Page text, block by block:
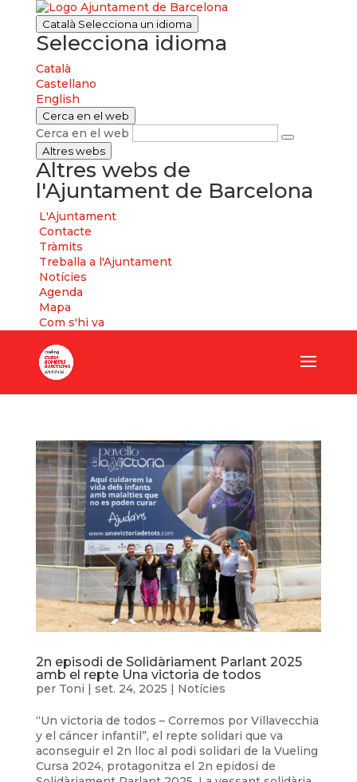
Català Selecciona un idioma
Selecciona idioma
Català
Castellano
English
Cerca en el web
Cerca en el web
Altres webs
Altres webs de
l'Ajuntament de Barcelona
L'Ajuntament
Contacte
Tràmits
Treballa a l'Ajuntament
Notícies
Agenda
Mapa
Com s'hi va
2n episodi de Solidàriament Parlant 2025
amb el repte Una victoria de todos
per Toni set. 24, 2025 Notícies
“Un victoria de todos – Corremos por Villavecchia
y el cáncer infantil”, el repte solidari que va
aconseguir el 2n lloc al podi solidari de la Vueling
Cursa 2024, protagonitza el 2n epidosi de